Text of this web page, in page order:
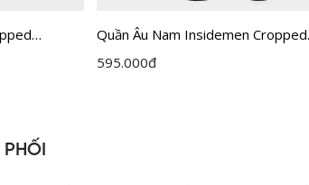
Quần Âu Nam Insidemen Cropped
ITR0020Z
595.000đ